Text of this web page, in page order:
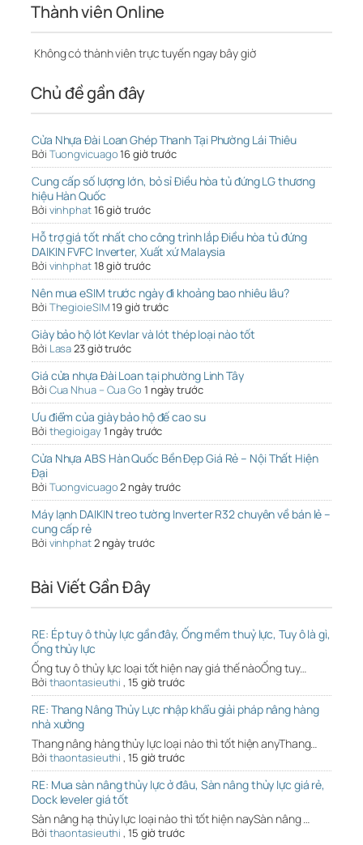
Thành viên Online
Không có thành viên trực tuyến ngay bây giờ
Chủ đề gần đây
Cửa Nhựa Đài Loan Ghép Thanh Tại Phường Lái Thiêu
Bởi Tuongvicuago16 giờ trước
Cung cấp số lượng lớn, bỏ sỉ Điều hòa tủ đứng LG thương
hiệu Hàn Quốc
Bởi vinhphat16 giờ trước
Hỗ trợ giá tốt nhất cho công trình lắp Điều hòa tủ đứng
DAIKIN FVFC Inverter, Xuất xứ Malaysia
Bởi vinhphat18 giờ trước
Nên mua eSIM trước ngày đi khoảng bao nhiêu lâu?
Bởi ThegioieSIM19 giờ trước
Giày bảo hộ lót Kevlar và lót thép loại nào tốt
Bởi Lasa23 giờ trước
Giá cửa nhựa Đài Loan tại phường Linh Tây
Bởi Cua Nhua – Cua Go 1 ngày trước
Ưu điểm của giày bảo hộ đế cao su
Bởi thegioigay1 ngày trước
Cửa Nhựa ABS Hàn Quốc Bền Đẹp Giá Rẻ – Nội Thất Hiện
Đại
Bởi Tuongvicuago2 ngày trước
Máy lạnh DAIKIN treo tường Inverter R32 chuyên về bán lẻ –
cung cấp rẻ
Bởi vinhphat2 ngày trước
Bài Viết Gần Đây
RE: Ép tuy ô thủy lực gần đây, Ống mềm thuỷ lực, Tuy ô là gì,
Ống thủy lực
Ống tuy ô thủy lực loại tốt hiện nay giá thế nàoỐng tuy…
Bởi thaontasieuthi , 15 giờ trước
RE: Thang Nâng Thủy Lực nhập khẩu giải pháp nâng hàng
nhà xưởng
Thang nâng hàng thủy lực loại nào thì tốt hiện anyThang…
Bởi thaontasieuthi , 15 giờ trước
RE: Mua sàn nâng thủy lực ở đâu, Sàn nâng thủy lực giá rẻ,
Dock leveler giá tốt
Sàn nâng hạ thủy lực loại nào thì tốt hiện naySàn nâng …
Bởi thaontasieuthi , 15 giờ trước